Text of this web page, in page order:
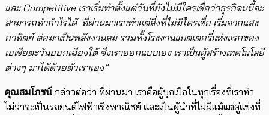
และ Competitive เราเริ่มทำตั้งแต่วันที่ยังไม่มีใครเชื่อว่าธุรกิจนนี้จะ
สามารถทำกำไรได้ ที่ผ่านมาเราทำแต่สิ่งที่ไม่มีใครเชื่อ เริ่มจากแสง
อาทิตย์ ต่อมาเป็นพลังงานลม​ รวมทั้งโรงงานแบตเตอรี่แห่งแรกของ
เอเชียตะวันออกเฉียงใต้ ซึ่งเราออกแบบเอง เราเป็นผู้สร้างเทคโนโลยี
ต่างๆ มาได้ด้วยตัวเราเอง”
คุณสมโภชน์​ กล่าวต่อว่า ที่ผ่านมา เราคือผู้บุกเบิกในทุกเรื่องที่เราทำ
ไม่ว่าจะเป็นรถยนต์ไฟฟ้าเชิงพาณิชย์ และเป็นผู้นำที่ไม่มีแม้แต่คู่แข่งที่